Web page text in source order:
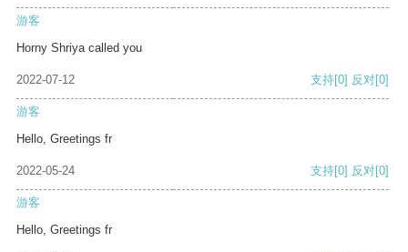
游客
Horny Shriya called you
2022-07-12 支持[0] 反对[0]
游客
Hello, Greetings fr
2022-05-24 支持[0] 反对[0]
游客
Hello, Greetings fr